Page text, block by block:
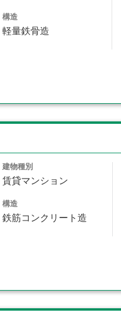
構造
軽量鉄骨造
建物種別
賃貸マンション
構造
鉄筋コンクリート造